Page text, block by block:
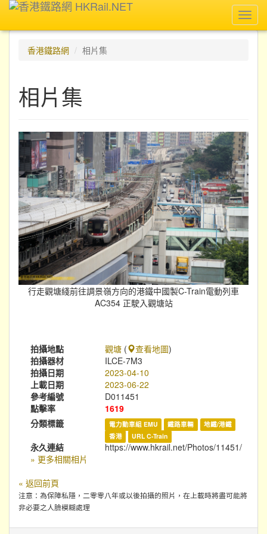
香港鐵路網
相片集
相片集
行走觀塘綫前往調景嶺方向的港鐵中國製C-Train電動列車
AC354 正駛入觀塘站
拍攝地點 觀塘 ( 查看地圖)
拍攝器材
ILCE-7M3
拍攝日期
2023-04-10
上載日期
2023-06-22
參考編號
D011451
點擊率
1619
分類標籤
電力動車組 EMU 鐵路車輛
地鐵/港鐵
香港
URL C-Train
永久連結
https://www.hkrail.net/Photos/11451/
» 更多相關相片
« 返回前頁
注意：為保障私隱，二零零八年或以後拍攝的照片，在上載時將盡可能將
非必要之人臉模糊處理